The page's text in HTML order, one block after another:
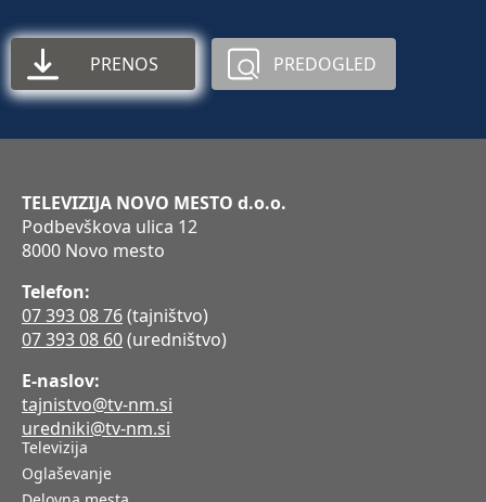
PRENOS PREDOGLED
TELEVIZIJA NOVO MESTO d.o.o.
Podbevškova ulica 12
8000 Novo mesto
Telefon:
07 393 08 76(tajništvo)
07 393 08 60(uredništvo)
E-naslov:
tajnistvo@tv-nm.si
uredniki@tv-nm.si
Televizija
Oglaševanje